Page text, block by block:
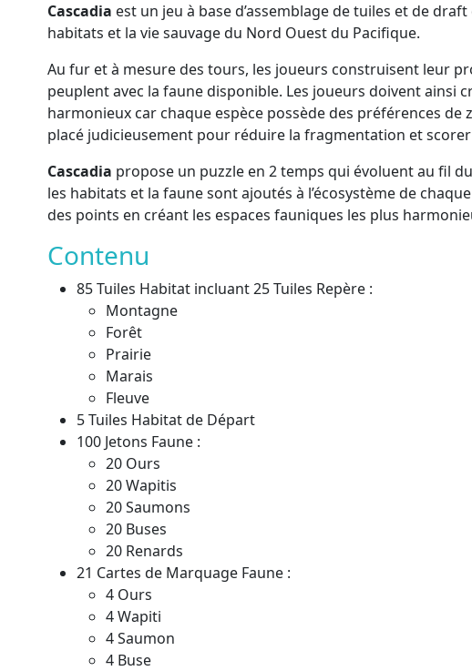
Cascadia est un jeu à base d’assemblage de tuiles et de
habitats et la vie sauvage du Nord Ouest du Pacifique.
Au fur et à mesure des tours, les joueurs construisent leur
peuplent avec la faune disponible. Les joueurs doivent ainsi
harmonieux car chaque espèce possède des préférences
placé judicieusement pour réduire la fragmentation et
Cascadia propose un puzzle en 2 temps qui évoluent au fil
les habitats et la faune sont ajoutés à l’écosystème de
des points en créant les espaces fauniques les plus
Contenu
85 Tuiles Habitat incluant 25 Tuiles Repère :
Montagne
Forêt
Prairie
Marais
Fleuve
5 Tuiles Habitat de Départ
100 Jetons Faune :
20 Ours
20 Wapitis
20 Saumons
20 Buses
20 Renards
21 Cartes de Marquage Faune :
4 Ours
4 Wapiti
4 Saumon
4 Buse